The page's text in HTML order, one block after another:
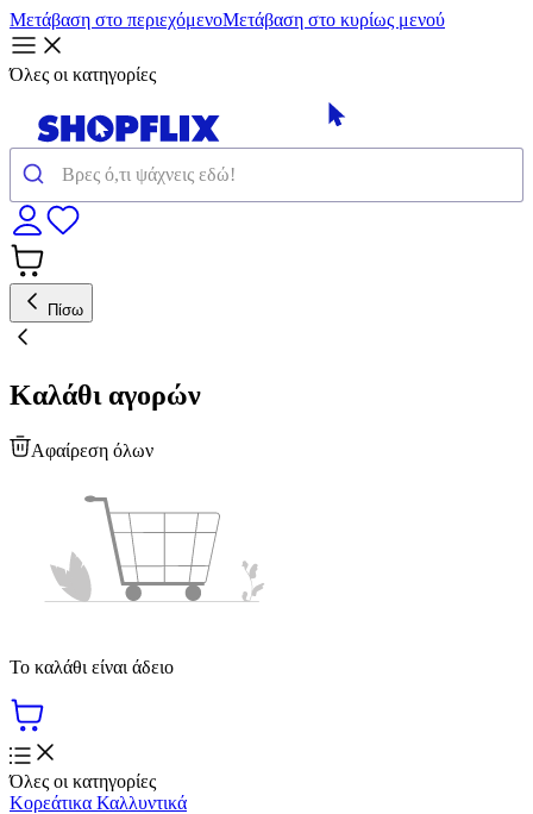
Μετάβαση στο περιεχόμενοΜετάβαση στο κυρίως μενού
Όλες οι κατηγορίες
Πίσω
Καλάθι αγορών
Αφαίρεση όλων
Το καλάθι είναι άδειο
Όλες οι κατηγορίες
Κορεάτικα Καλλυντικά